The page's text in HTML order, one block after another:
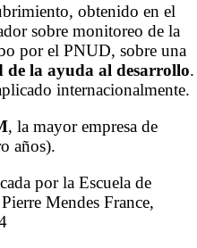
obtenido en el
sobre monitoreo de la
por el PNUD, sobre una
la ayuda al desarrollo.
internacionalmente.
, la mayor empresa de
años).
por la Escuela de
Mendes France,